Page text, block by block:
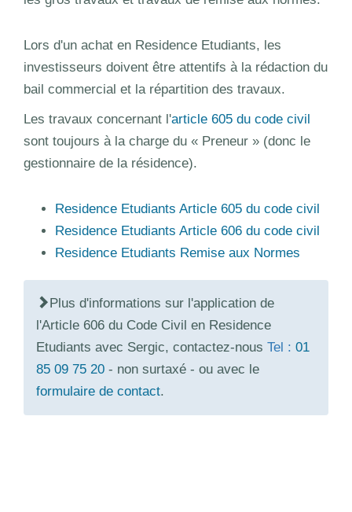
Lors d'un achat en Residence Etudiants, les
investisseurs doivent être attentifs à la rédaction du
bail commercial et la répartition des travaux.
Les travaux concernant l'article 605 du code civil
sont toujours à la charge du « Preneur » (donc le
gestionnaire de la résidence).
Residence Etudiants Article 605 du code civil
Residence Etudiants Article 606 du code civil
Residence Etudiants Remise aux Normes
Plus d'informations sur l'application de
l'Article 606 du Code Civil en Residence
Etudiants avec Sergic, contactez-nous Tel : 01
85 09 75 20 - non surtaxé - ou avec le
formulaire de contact.